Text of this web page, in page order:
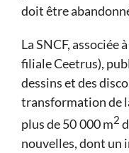
doit être
La SNCF, associée
filiale Ceetrus),
dessins et des
transformation de
plus de 50 000 m2
nouvelles, dont un